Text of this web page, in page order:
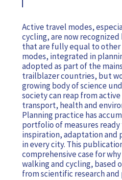
Active travel modes,
cycling, are now recognized
that are fully equal to
modes, integrated in
adopted as part of the
trailblazer countries, but
growing body of science
society can reap from
transport, health and
Planning practice has
portfolio of measures
inspiration, adaptation and
in every city. This
comprehensive case for
walking and cycling, based
from scientific research